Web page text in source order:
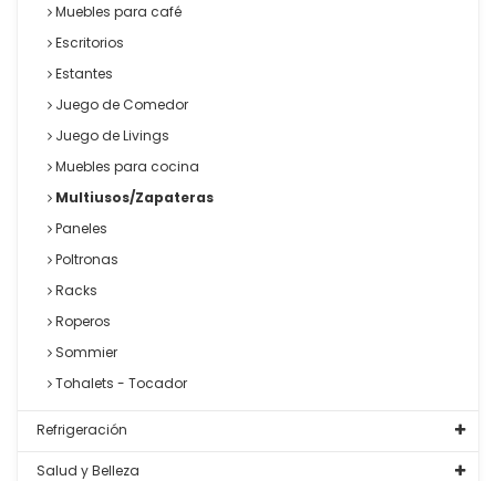
Muebles para café
Escritorios
Estantes
Juego de Comedor
Juego de Livings
Muebles para cocina
Multiusos/Zapateras
Paneles
Poltronas
Racks
Roperos
Sommier
Tohalets - Tocador
Refrigeración
Salud y Belleza